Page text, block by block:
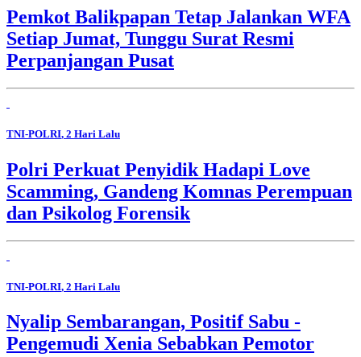
Pemkot Balikpapan Tetap Jalankan WFA
Setiap Jumat, Tunggu Surat Resmi
Perpanjangan Pusat
TNI-POLRI, 2 Hari Lalu
Polri Perkuat Penyidik Hadapi Love
Scamming, Gandeng Komnas Perempuan
dan Psikolog Forensik
TNI-POLRI, 2 Hari Lalu
Nyalip Sembarangan, Positif Sabu -
Pengemudi Xenia Sebabkan Pemotor